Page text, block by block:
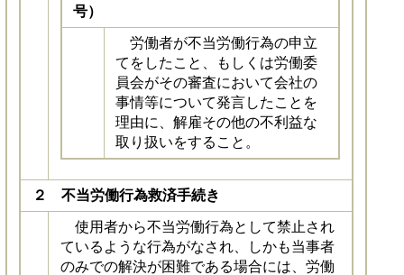
号）
労働者が不当労働行為の申立
てをしたこと、もしくは労働委
員会がその審査において会社の
事情等について発言したことを
理由に、解雇その他の不利益な
取り扱いをすること。
２ 不当労働行為救済手続き
使用者から不当労働行為として禁止され
ているような行為がなされ、しかも当事者
のみでの解決が困難である場合には、労働